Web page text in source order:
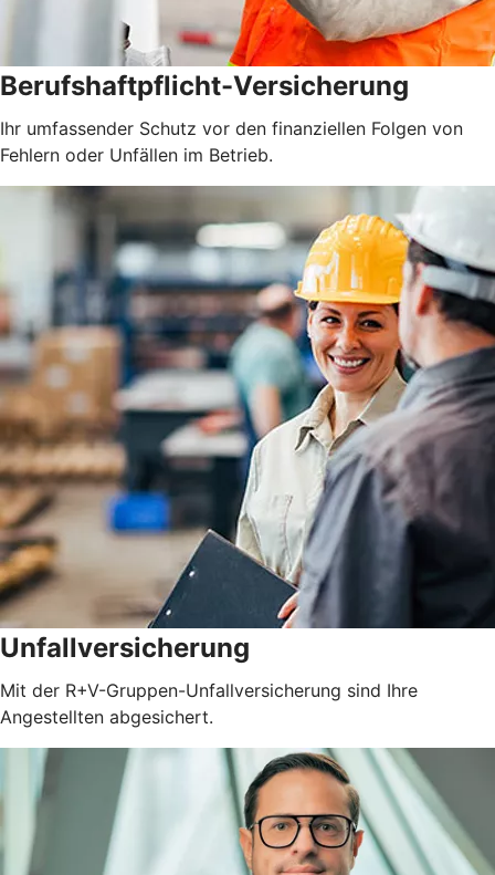
Berufshaftpflicht-Versicherung
Ihr umfassender Schutz vor den finanziellen Folgen von
Fehlern oder Unfällen im Betrieb.
Unfallversicherung
Mit der R+V-Gruppen-Unfallversicherung sind Ihre
Angestellten abgesichert.